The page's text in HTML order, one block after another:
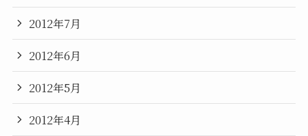
2012年7月
2012年6月
2012年5月
2012年4月